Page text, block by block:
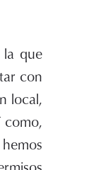
que
con
local,
como,